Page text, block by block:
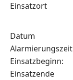
Einsatzort
Datum
Alarmierungszeit
Einsatzbeginn:
Einsatzende